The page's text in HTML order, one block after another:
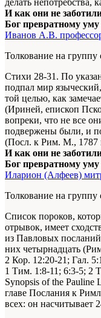
делать непотребства,
И как они не
Бог превратному уму
Иванов А.В.
Толкование на группу
Стихи 28-31. По
подпал мир
той целью, как
(Ириней, епископ
вопреки, что не все
подвержены были, и
(Посл. к Рим. М., 1787
И как они не
Бог превратному уму
Иларион (Алфеев)
Толкование на группу
Список пороков,
отрывок, имеет
из Павловых
них четырнадцать
2 Кор. 12:20-21; Гал.
1 Тим. 1:8-11; 6:3-5; 2
Synopsis of the Pauline
главе Послания к
всех: он насчитывает